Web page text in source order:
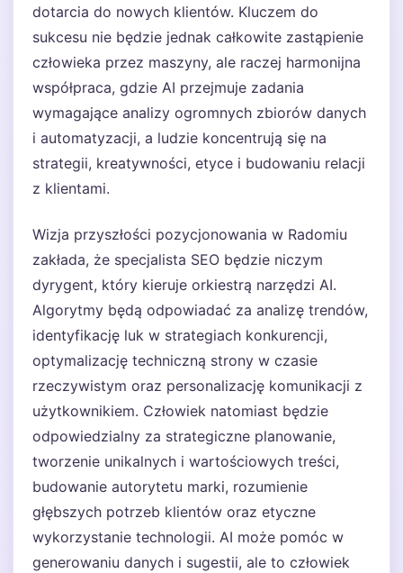
dotarcia do nowych klientów. Kluczem do
sukcesu nie będzie jednak całkowite zastąpienie
człowieka przez maszyny, ale raczej harmonijna
współpraca, gdzie AI przejmuje zadania
wymagające analizy ogromnych zbiorów danych
i automatyzacji, a ludzie koncentrują się na
strategii, kreatywności, etyce i budowaniu relacji
z klientami.
Wizja przyszłości pozycjonowania w Radomiu
zakłada, że specjalista SEO będzie niczym
dyrygent, który kieruje orkiestrą narzędzi AI.
Algorytmy będą odpowiadać za analizę trendów,
identyfikację luk w strategiach konkurencji,
optymalizację techniczną strony w czasie
rzeczywistym oraz personalizację komunikacji z
użytkownikiem. Człowiek natomiast będzie
odpowiedzialny za strategiczne planowanie,
tworzenie unikalnych i wartościowych treści,
budowanie autorytetu marki, rozumienie
głębszych potrzeb klientów oraz etyczne
wykorzystanie technologii. AI może pomóc w
generowaniu danych i sugestii, ale to człowiek